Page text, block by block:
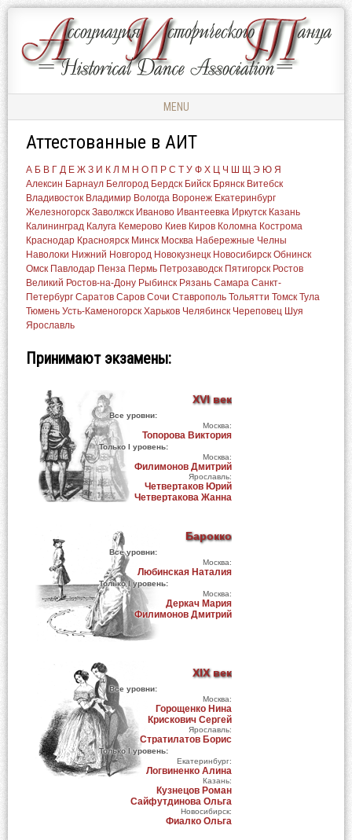
АССОЦИАЦИЯ
ИСТОРИЧЕСКОГО
Ассоциация
Исторического
Танца
MENU
Аттестованные в АИТ
А Б В Г Д Е Ж З И К Л М Н О П Р С Т У Ф Х Ц Ч Ш Щ Э Ю Я
Алексин Барнаул Белгород Бердск Бийск Брянск Витебск
Владивосток Владимир Вологда Воронеж Екатеринбург
Железногорск Заволжск Иваново Ивантеевка Иркутск Казань
Калининград Калуга Кемерово Киев Киров Коломна Кострома
Краснодар Красноярск Минск Москва Набережные Челны
Наволоки Нижний Новгород Новокузнецк Новосибирск Обнинск
Омск Павлодар Пенза Пермь Петрозаводск Пятигорск Ростов
Великий Ростов-на-Дону Рыбинск Рязань Самара Санкт-
Петербург Саратов Саров Сочи Ставрополь Тольятти Томск Тула
Тюмень Усть-Каменогорск Харьков Челябинск Череповец Шуя
Ярославль
Принимают экзамены:
XVI век
Все уровни:
Москва:
Топорова Виктория
Только I уровень:
Москва:
Филимонов Дмитрий
Ярославль:
Четвертаков Юрий
Четвертакова Жанна
Барокко
Все уровни:
Москва:
Любинская Наталия
Только I уровень:
Москва:
Деркач Мария
Филимонов Дмитрий
XIX век
Все уровни:
Москва:
Горощенко Нина
Крискович Сергей
Ярославль:
Стратилатов Борис
Только I уровень:
Екатеринбург:
Логвиненко Алина
Казань:
Кузнецов Роман
Сайфутдинова Ольга
Новосибирск:
Фиалко Ольга